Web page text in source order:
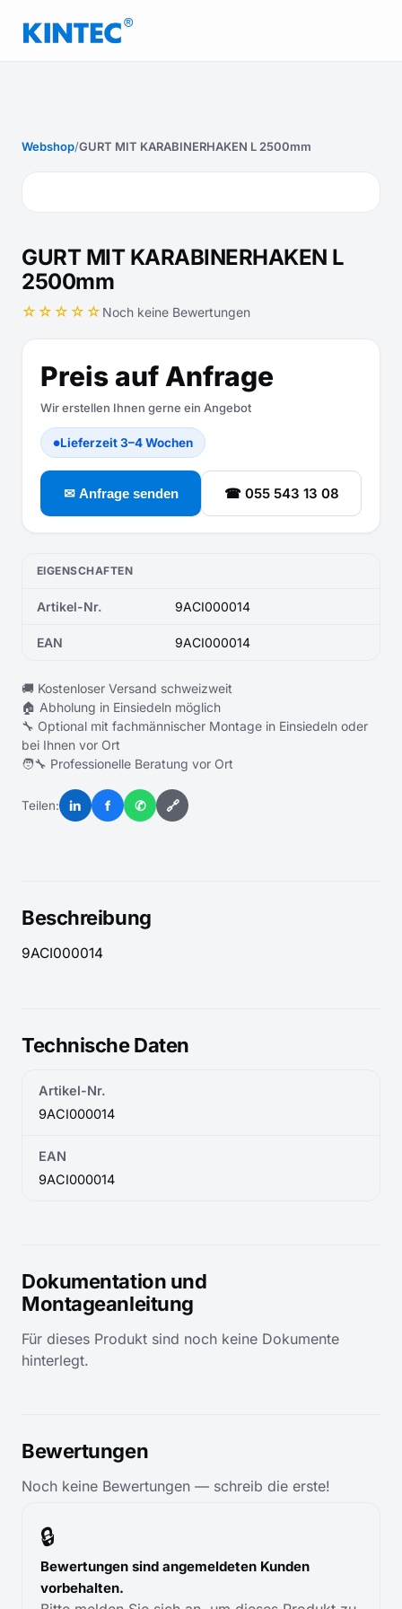
Webshop/GURT MIT KARABINERHAKEN L 2500mm
GURT MIT KARABINERHAKEN L
2500mm
☆☆☆☆☆ Noch keine Bewertungen
Preis auf Anfrage
Wir erstellen Ihnen gerne ein Angebot
●Lieferzeit 3–4 Wochen
✉ Anfrage senden ☎ 055 543 13 08
EIGENSCHAFTEN
Artikel-Nr. 9ACI000014
EAN 9ACI000014
🚚 Kostenloser Versand schweizweit
🏠 Abholung in Einsiedeln möglich
🔧 Optional mit fachmännischer Montage in Einsiedeln oder
bei Ihnen vor Ort
🧑‍🔧 Professionelle Beratung vor Ort
Teilen: in f ✆ 🔗
Beschreibung
9ACI000014
Technische Daten
Artikel-Nr.
9ACI000014
EAN
9ACI000014
Dokumentation und
Montageanleitung
Für dieses Produkt sind noch keine Dokumente
hinterlegt.
Bewertungen
Noch keine Bewertungen — schreib die erste!
🔒
Bewertungen sind angemeldeten Kunden
vorbehalten.